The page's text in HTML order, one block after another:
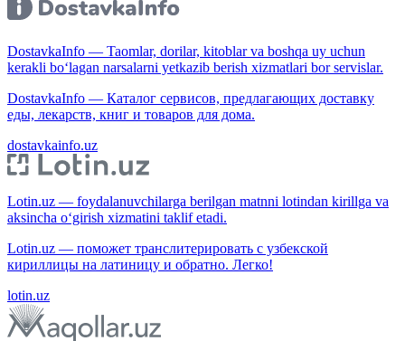
DostavkaInfo — Taomlar, dorilar, kitoblar va boshqa uy uchun
kerakli bo‘lagan narsalarni yetkazib berish xizmatlari bor servislar.
DostavkaInfo — Каталог сервисов, предлагающих доставку
еды, лекарств, книг и товаров для дома.
dostavkainfo.uz
Lotin.uz — foydalanuvchilarga berilgan matnni lotindan kirillga va
aksincha o‘girish xizmatini taklif etadi.
Lotin.uz — поможет транслитерировать с узбекской
кириллицы на латиницу и обратно. Легко!
lotin.uz